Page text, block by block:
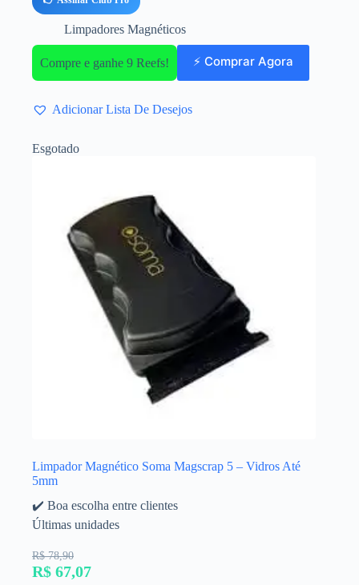
Limpadores Magnéticos
Compre e ganhe 9 Reefs! ⚡ Comprar Agora
Adicionar Lista De Desejos
Esgotado
Limpador Magnético Soma Magscrap 5 – Vidros Até
5mm
✔️ Boa escolha entre clientes
Últimas unidades
R$ 78,90
R$ 67,07